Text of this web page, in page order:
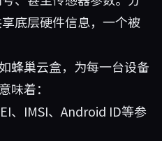
底层硬件信息，一个被
蜂巢云盒，为每一台设备
味着：
、IMSI、Android ID等参